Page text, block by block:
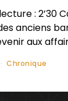
: 2’30
anciens
aux
Chronique